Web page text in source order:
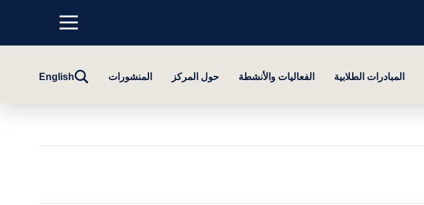
Menu
top
المبادرات الطلابية الفعاليات والأنشطة حول المركز المنشورات
تبديلEnglish